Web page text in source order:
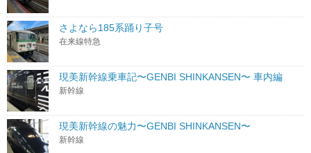
さよなら185系踊り子号
在来線特急
現美新幹線乗車記〜GENBI SHINKANSEN〜 車内編
新幹線
現美新幹線の魅力〜GENBI SHINKANSEN〜
新幹線